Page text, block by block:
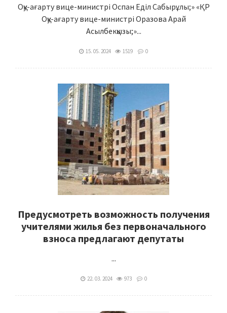
Оқу-ағарту вице-министрі Оспан Еділ Сабырұлы;» «ҚР
Оқу-ағарту вице-министрі Оразова Арай
Асылбекқызы;»...
15. 05. 2024 1519 0
Предусмотреть возможность получения
учителями жилья без первоначального
взноса предлагают депутаты
...
22. 03. 2024 973 0